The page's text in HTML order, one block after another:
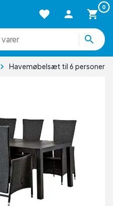
0
Havemøbelsæt til 6 personer